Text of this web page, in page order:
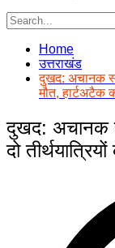
Home
उत्तराखंड
दुखद: अचानक
मौत, हार्टअटैक
दुखद: अचानक
दो